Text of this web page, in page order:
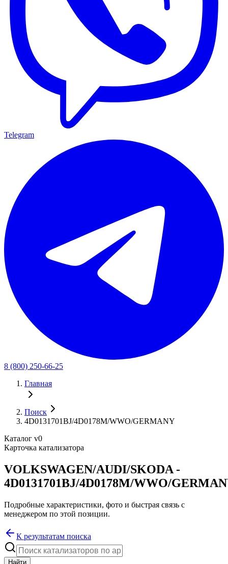
Telegram
8 (800) 250-66-25
Главная
Поиск
4D0131701BJ/4D0178M/WWO/GERMANY
Каталог v0
Карточка катализатора
VOLKSWAGEN/AUDI/SKODA -
4D0131701BJ/4D0178M/WWO/
Подробные характеристики, фото и быстрая связь с
менеджером по этой позиции.
К результатам поиска
Найти